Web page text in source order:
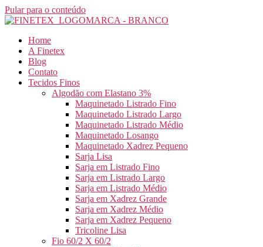
Pular para o conteúdo
Home
A Finetex
Blog
Contato
Tecidos Finos
Algodão com Elastano 3%
Maquinetado Listrado Fino
Maquinetado Listrado Largo
Maquinetado Listrado Médio
Maquinetado Losango
Maquinetado Xadrez Pequeno
Sarja Lisa
Sarja em Listrado Fino
Sarja em Listrado Largo
Sarja em Listrado Médio
Sarja em Xadrez Grande
Sarja em Xadrez Médio
Sarja em Xadrez Pequeno
Tricoline Lisa
Fio 60/2 X 60/2